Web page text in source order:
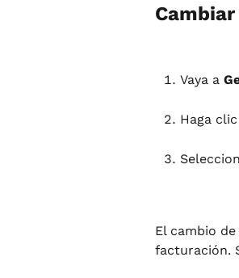
Vaya a
Haga
El cambio
facturación.